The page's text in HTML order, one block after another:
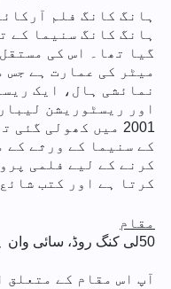
ہانگ کانگ سنیما کے
میٹر کی عمارت ہے جس
نمائشی ہال، ایک
اور ریسٹوریشن
2001 میں کھولی
کے سنیما کے ورثے کے
کرنے کے لیے فلمی
کرتا ہے اور کتب شائع
مقام
لی کنگ روڈ، سائی وان50
آپ اس مقام کے متعلق